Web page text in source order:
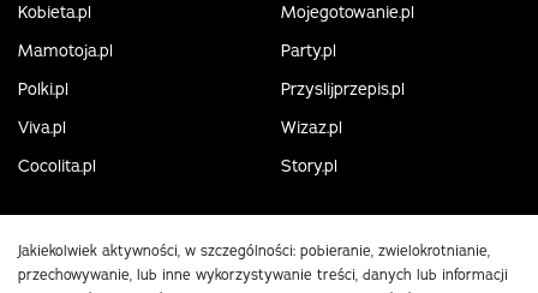
Kobieta.pl
Mojegotowanie.pl
Mamotoja.pl
Party.pl
Polki.pl
Przyslijprzepis.pl
Viva.pl
Wizaz.pl
Cocolita.pl
Story.pl
Jakiekolwiek aktywności, w szczególności: pobieranie, zwielokrotnianie,
przechowywanie, lub inne wykorzystywanie treści, danych lub informacji